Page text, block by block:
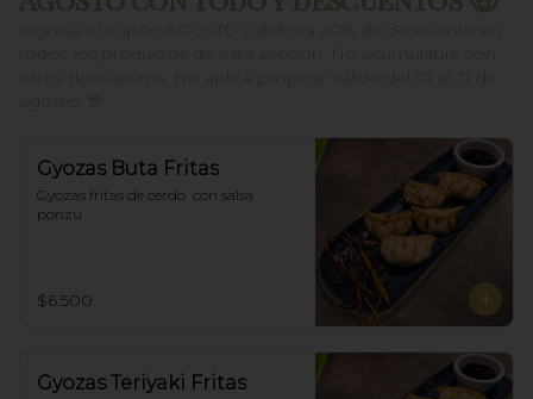
Gyozas Buta Fritas
Gyozas fritas de cerdo  con salsa
ponzu
$6.500
Gyozas Teriyaki Fritas